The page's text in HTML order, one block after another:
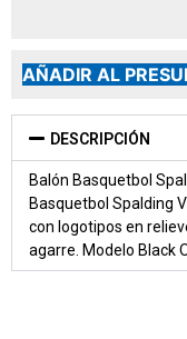
AÑADIR AL
DESCRIPCIÓN
Balón Basquetbol
Basquetbol Spalding
con logotipos en
agarre. Modelo Black